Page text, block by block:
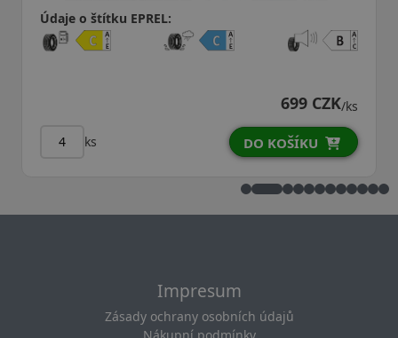
Údaje o štítku EPREL:
699 CZK/ks
ks DO KOŠÍKU
Impresum
Zásady ochrany osobních údajů